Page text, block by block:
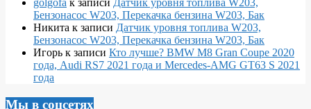
Бензонасос W203, Перекачка бензина W203, Бак
Никита к записи Датчик уровня топлива W203,
Бензонасос W203, Перекачка бензина W203, Бак
Игорь к записи Кто лучше? BMW M8 Gran Coupe 2020
года, Audi RS7 2021 года и Mercedes-AMG GT63 S 2021
года
Мы в соцсетях